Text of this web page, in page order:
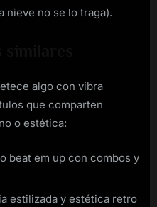
nieve no se lo traga).
algo con vibra
que comparten
o estética:
beat em up con combos y
estilizada y estética retro